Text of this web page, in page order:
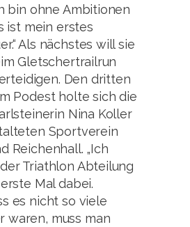
bin ohne Ambitionen
ist mein erstes
Als nächstes will sie
Gletschertrailrun
Den dritten
Podest holte sich die
Nina Koller
Sportverein
Reichenhall. „Ich
Triathlon Abteilung
Mal dabei.
es nicht so viele
waren, muss man